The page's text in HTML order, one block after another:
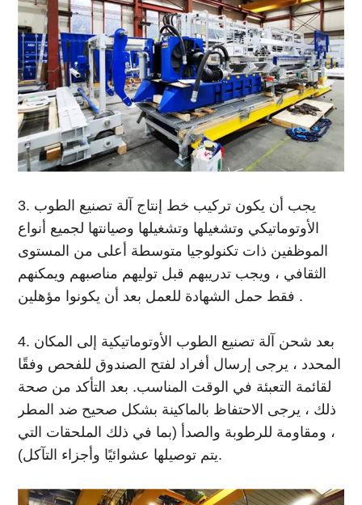
3. يجب أن يكون تركيب خط إنتاج آلة تصنيع الطوب
الأوتوماتيكي وتشغيلها وتشغيلها وصيانتها لجميع أنواع
الموظفين ذات تكنولوجيا متوسطة أعلى من المستوى
الثقافي ، ويجب تدريبهم قبل توليهم مناصبهم ويمكنهم
فقط حمل الشهادة للعمل بعد أن يكونوا مؤهلين .
4. بعد شحن آلة تصنيع الطوب الأوتوماتيكية إلى المكان
المحدد ، يرجى إرسال أفراد لفتح الصندوق للفحص وفقًا
لقائمة التعبئة في الوقت المناسب. بعد التأكد من صحة
ذلك ، يرجى الاحتفاظ بالماكينة بشكل صحيح ضد المطر
، ومقاومة للرطوبة والصدأ (بما في ذلك الملحقات التي
يتم توصيلها عشوائيًا وأجزاء التآكل).